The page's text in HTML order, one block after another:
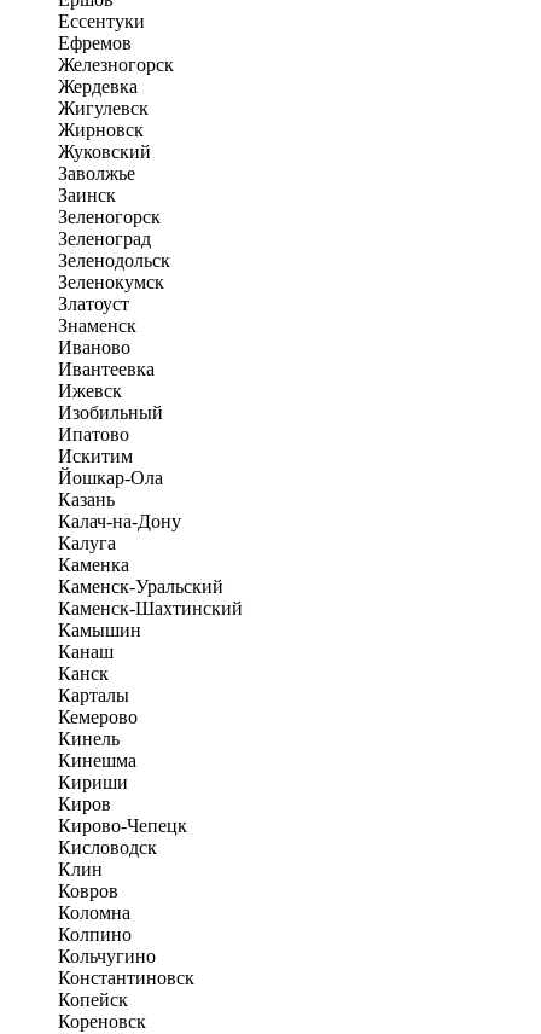
Ессентуки
Ефремов
Железногорск
Жердевка
Жигулевск
Жирновск
Жуковский
Заволжье
Заинск
Зеленогорск
Зеленоград
Зеленодольск
Зеленокумск
Златоуст
Знаменск
Иваново
Ивантеевка
Ижевск
Изобильный
Ипатово
Искитим
Йошкар-Ола
Казань
Калач-на-Дону
Калуга
Каменка
Каменск-Уральский
Каменск-Шахтинский
Камышин
Канаш
Канск
Карталы
Кемерово
Кинель
Кинешма
Кириши
Киров
Кирово-Чепецк
Кисловодск
Клин
Ковров
Коломна
Колпино
Кольчугино
Константиновск
Копейск
Кореновск